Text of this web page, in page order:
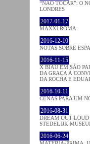
“NÃO TOCAR”: O
LONDRES
2017-01-17
MAXXI ROMA
2016-12-10
NOTAS SOBRE
2016-11-15
X BIAU EM SÃO
DA GRAÇA À
DA ROCHA E
2016-10-11
CENAS PARA UM
2016-08-31
DREAM OUT
STEDELIJK
2016-06-24